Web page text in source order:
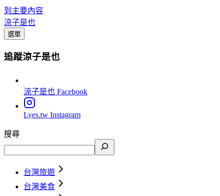
到主要內容
涼子是也
選單
追蹤涼子是也
涼子是也 Facebook
Lyes.tw Instagram
搜尋
台灣旅遊
台灣美食